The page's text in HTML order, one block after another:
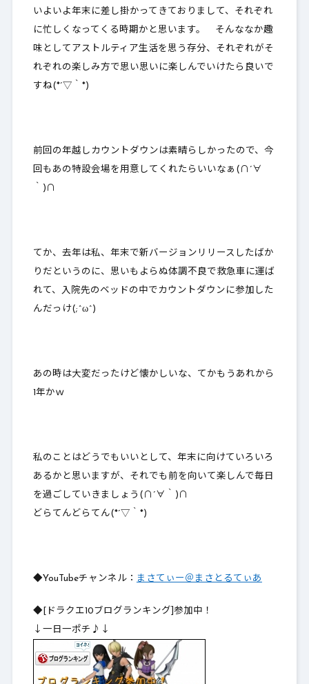
いよいよ年末に差し掛かってきておりまして、それぞれ
に忙しくなってくる時期かと思います。 そんななか趣
味としてアストルティア生活を思う存分、それぞれがそ
れぞれの楽しみ方で思い思いに楽しんでいけたら良いで
すね(*´▽｀*)
前回の年越しカウントダウンは素晴らしかったので、今
回もあの特設会場を用意してくれたらいいなぁ(∩´∀
｀)∩
てか、去年は私、年末で新バージョンリリースしたばか
りだというのに、思いもよらぬ体調不良で救急車に運ば
れて、入院先のベッドの中でカウントダウンに参加した
んだっけ(;^ω^)
あの時は大変だったけど懐かしいな、てかもうあれから
1年かｗ
私のことはどうでもいいとして、年末に向けていろいろ
あるかと思いますが、それでも前を向いて楽しんで毎日
を過ごしていきましょう(∩´∀｀)∩
どらてんどらてん(*´▽｀*)
◆YouTubeチャンネル： まさてぃー＠まさとるてぃあ
◆[ドラクエ10ブログランキング]参加中！
↓一日一ポチ♪↓